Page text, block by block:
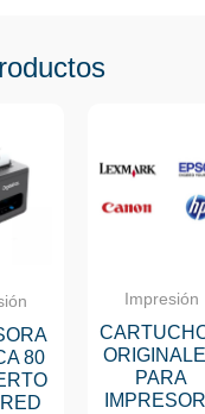
80
Impresión
PARA